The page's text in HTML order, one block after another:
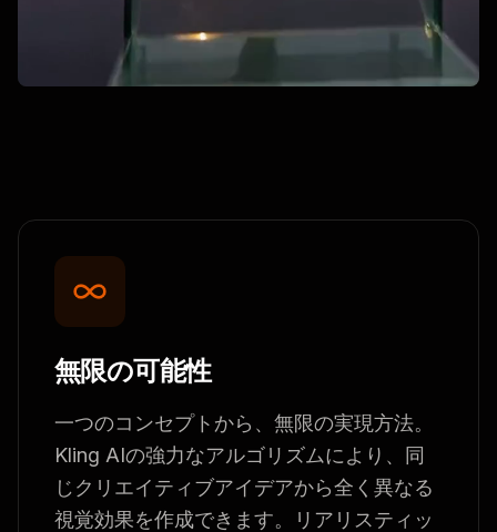
無限の可能性
一つのコンセプトから、無限の実現方法。
Kling AIの強力なアルゴリズムにより、同
じクリエイティブアイデアから全く異なる
視覚効果を作成できます。リアリスティッ